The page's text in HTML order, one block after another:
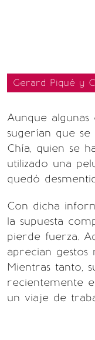
Gerard Piqué y
Aunque algunas
sugerían que
Chía, quien se
utilizado una
quedó
Con dicha
la supuesta
pierde fuerza.
aprecian gestos
Mientras tanto,
recientemente
un viaje de